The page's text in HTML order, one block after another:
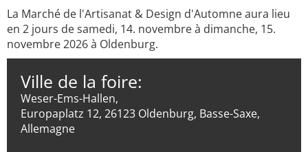
La Marché de l'Artisanat & Design d'Automne aura lieu
en 2 jours de samedi, 14. novembre à dimanche, 15.
novembre 2026 à Oldenburg.
Ville de la foire:
Weser-Ems-Hallen,
Europaplatz 12, 26123 Oldenburg, Basse-Saxe,
Allemagne